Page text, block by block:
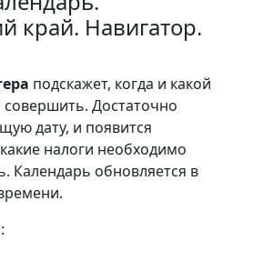
край. Навигатор.
подскажет, когда и какой
Достаточно
дату, и появится
налоги необходимо
Календарь обновляется в
: